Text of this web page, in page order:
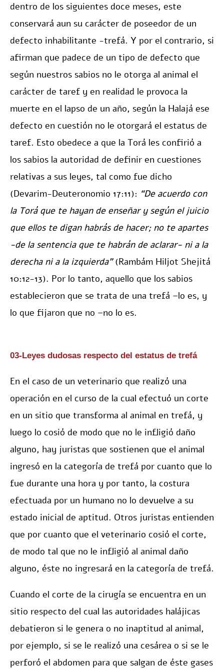
dentro de los siguientes doce meses, este
conservará aun su carácter de poseedor de un
defecto inhabilitante -trefá. Y por el contrario, si
afirman que padece de un tipo de defecto que
según nuestros sabios no le otorga al animal el
carácter de taref y en realidad le provoca la
muerte en el lapso de un año, según la Halajá ese
defecto en cuestión no le otorgará el estatus de
taref. Esto obedece a que la Torá les confirió a
los sabios la autoridad de definir en cuestiones
relativas a sus leyes, tal como fue dicho
(Devarim-Deuteronomio 17:11): “De acuerdo con
la Torá que te hayan de enseñar y según el juicio
que ellos te digan habrás de hacer; no te apartes
-de la sentencia que te habrán de aclarar- ni a la
derecha ni a la izquierda”(Rambám Hiljot Shejitá
10:12-13). Por lo tanto, aquello que los sabios
establecieron que se trata de una trefá –lo es, y
lo que fijaron que no –no lo es.
03-Leyes dudosas respecto del estatus de trefá
En el caso de un veterinario que realizó una
operación en el curso de la cual efectuó un corte
en un sitio que transforma al animal en trefá, y
luego lo cosió de modo que no le infligió daño
alguno, hay juristas que sostienen que el animal
ingresó en la categoría de trefá por cuanto que lo
fue durante una hora y por tanto, la costura
efectuada por un humano no lo devuelve a su
estado inicial de aptitud. Otros juristas entienden
que por cuanto que el veterinario cosió el corte,
de modo tal que no le infligió al animal daño
alguno, éste no ingresará en la categoría de trefá.
Cuando el corte de la cirugía se encuentra en un
sitio respecto del cual las autoridades halájicas
debatieron si le genera o no inaptitud al animal,
por ejemplo, si se le realizó una cesárea o si se le
perforó el abdomen para que salgan de éste gases